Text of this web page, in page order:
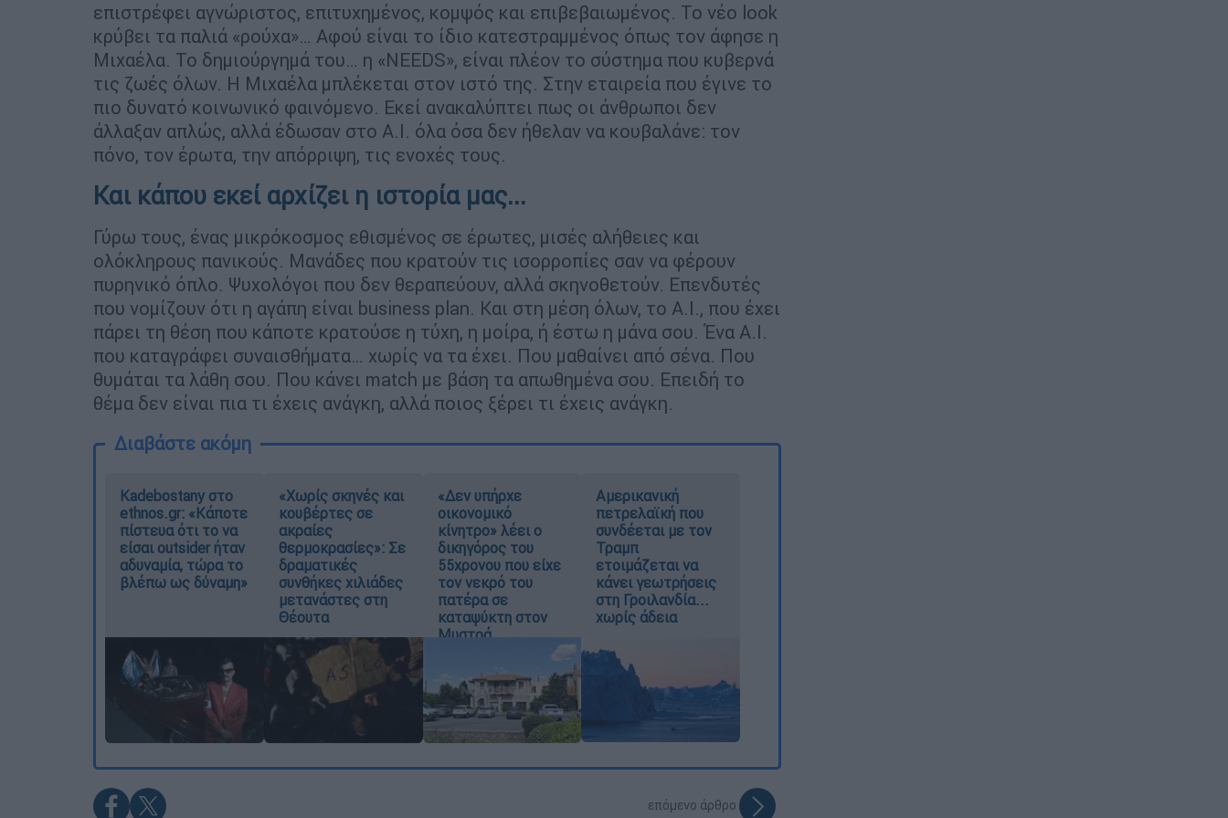
επιστρέφει αγνώριστος, επιτυχημένος, κομψός και επιβεβαιωμένος. Το νέο look
κρύβει τα παλιά «ρούχα»… Αφού είναι το ίδιο κατεστραμμένος όπως τον άφησε η
Μιχαέλα. Το δημιούργημά του… η «NEEDS», είναι πλέον το σύστημα που κυβερνά
τις ζωές όλων. Η Μιχαέλα μπλέκεται στον ιστό της. Στην εταιρεία που έγινε το
πιο δυνατό κοινωνικό φαινόμενο. Εκεί ανακαλύπτει πως οι άνθρωποι δεν
άλλαξαν απλώς, αλλά έδωσαν στο Α.Ι. όλα όσα δεν ήθελαν να κουβαλάνε: τον
πόνο, τον έρωτα, την απόρριψη, τις ενοχές τους.
Και κάπου εκεί αρχίζει η ιστορία μας...
Γύρω τους, ένας μικρόκοσμος εθισμένος σε έρωτες, μισές αλήθειες και
ολόκληρους πανικούς. Μανάδες που κρατούν τις ισορροπίες σαν να φέρουν
πυρηνικό όπλο. Ψυχολόγοι που δεν θεραπεύουν, αλλά σκηνοθετούν. Επενδυτές
που νομίζουν ότι η αγάπη είναι business plan. Και στη μέση όλων, το Α.Ι., που έχει
πάρει τη θέση που κάποτε κρατούσε η τύχη, η μοίρα, ή έστω η μάνα σου. Ένα A.I.
που καταγράφει συναισθήματα… χωρίς να τα έχει. Που μαθαίνει από σένα. Που
θυμάται τα λάθη σου. Που κάνει match με βάση τα απωθημένα σου. Επειδή το
θέμα δεν είναι πια τι έχεις ανάγκη, αλλά ποιος ξέρει τι έχεις ανάγκη.
Διαβάστε ακόμη
Kadebostany στο
ethnos.gr: «Κάποτε
πίστευα ότι το να
είσαι outsider ήταν
αδυναμία, τώρα το
βλέπω ως δύναμη»
«Χωρίς σκηνές και
κουβέρτες σε
ακραίες
θερμοκρασίες»: Σε
δραματικές
συνθήκες χιλιάδες
μετανάστες στη
Θέουτα
«Δεν υπήρχε
οικονομικό
κίνητρο» λέει ο
δικηγόρος του
55χρονου που είχε
τον νεκρό του
πατέρα σε
καταψύκτη στον
Μυστρά
Αμερικανική
πετρελαϊκή που
συνδέεται με τον
Τραμπ
ετοιμάζεται να
κάνει γεωτρήσεις
στη Γροιλανδία...
χωρίς άδεια
επόμενο άρθρο